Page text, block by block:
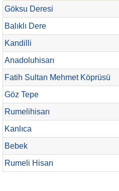
Göksu Deresi
Balıklı Dere
Kandilli
Anadoluhisarı
Fatih Sultan Mehmet Köprüsü
Göz Tepe
Rumelihisarı
Kanlıca
Bebek
Rumeli Hisarı